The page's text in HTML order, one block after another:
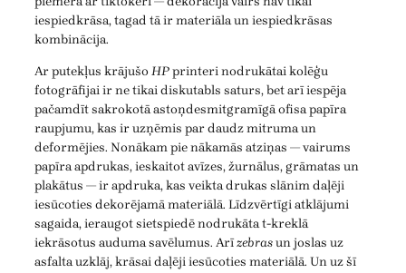
iespiedkrāsa, tagad tā ir materiāla un iespiedkrāsas
kombinācija.
Ar putekļus krājušoHPprinteri nodrukātai kolēģu
fotogrāfijai ir ne tikai diskutabls saturs, bet arī iespēja
pačamdīt sakrokotā astoņdesmitgramīgā ofisa papīra
raupjumu, kas ir uzņēmis par daudz mitruma un
deformējies. Nonākam pie nākamās atziņas — vairums
papīra apdrukas, ieskaitot avīzes, žurnālus, grāmatas un
plakātus — ir apdruka, kas veikta drukas slānim daļēji
iesūcoties dekorējamā materiālā. Līdzvērtīgi atklājumi
sagaida, ieraugot sietspiedē nodrukāta t-kreklā
iekrāsotus auduma savēlumus. Arīzebrasun joslas uz
asfalta uzklāj, krāsai daļēji iesūcoties materiālā. Un uz šī